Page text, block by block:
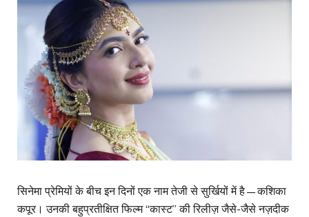
सिनेमा प्रेमियों के बीच इन दिनों एक नाम तेजी से सुर्खियों में है—कशिका
कपूर। उनकी बहुप्रतीक्षित फिल्म “कास्ट” की रिलीज़ जैसे-जैसे नज़दीक